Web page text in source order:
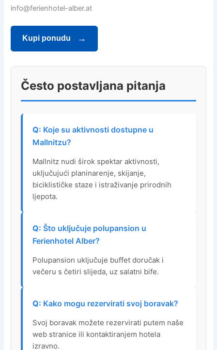
info@ferienhotel-alber.at
Kupi ponudu
Često postavljana pitanja
Koje su aktivnosti dostupne u
Mallnitzu?
Mallnitz nudi širok spektar aktivnosti,
uključujući planinarenje, skijanje,
biciklističke staze i istraživanje prirodnih
ljepota.
Što uključuje polupansion u
Ferienhotel Alber?
Polupansion uključuje buffet doručak i
večeru s četiri slijeda, uz salatni bife.
Kako mogu rezervirati svoj boravak?
Svoj boravak možete rezervirati putem naše
web stranice ili kontaktiranjem hotela
izravno.